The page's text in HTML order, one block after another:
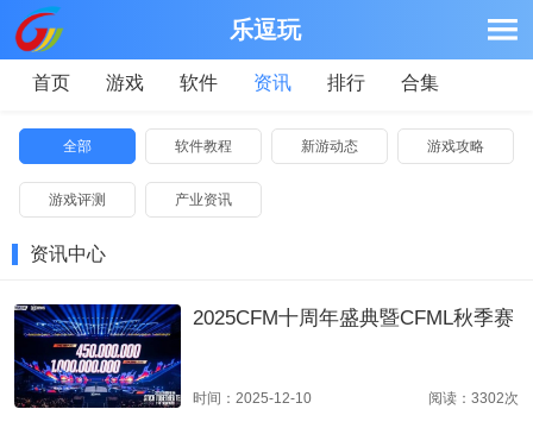
乐逗玩
首页 游戏 软件 资讯 排行 合集
全部 软件教程 新游动态 游戏攻略
游戏评测 产业资讯
资讯中心
2025CFM十周年盛典暨CFML秋季赛
时间：2025-12-10 阅读：3302次